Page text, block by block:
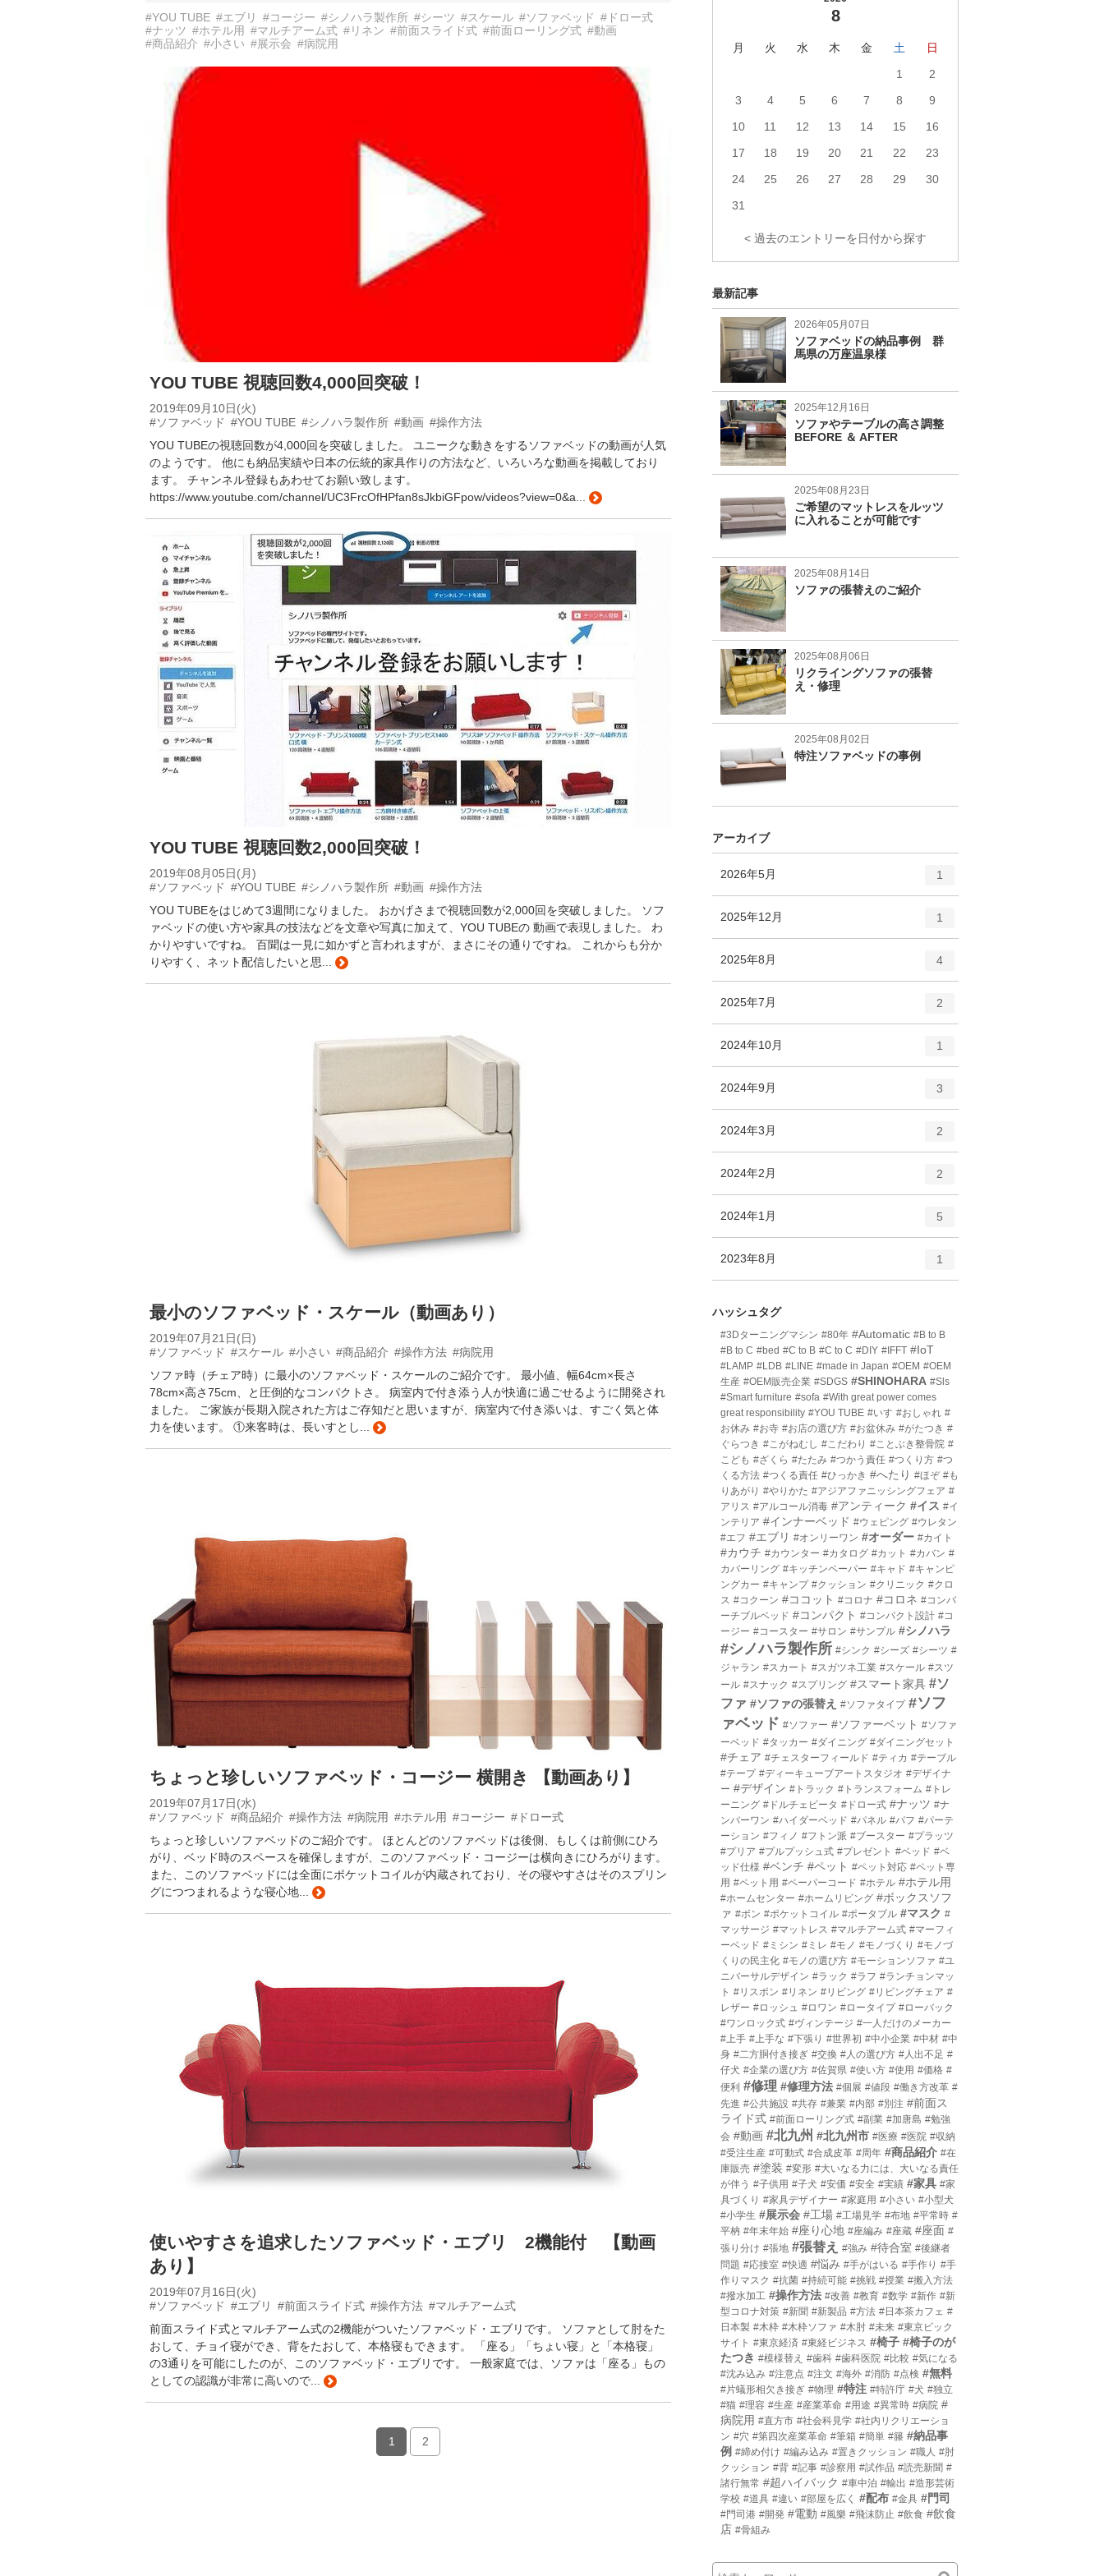
#YOU TUBE #エブリ #コージー #シノハラ製作所 #シーツ #スケール #ソファベッド #ドロー式
#ナッツ #ホテル用 #マルチアーム式 #リネン #前面スライド式 #前面ローリング式 #動画
#商品紹介 #小さい #展示会 #病院用
YOU TUBE 視聴回数4,000回突破！
2019年09月10日(火)
#ソファベッド #YOU TUBE #シノハラ製作所 #動画 #操作方法
YOU TUBEの視聴回数が4,000回を突破しました。 ユニークな動きをするソファベッドの動画が人気
のようです。 他にも納品実績や日本の伝統的家具作りの方法など、いろいろな動画を掲載しており
ます。 チャンネル登録もあわせてお願い致します。
https://www.youtube.com/channel/UC3FrcOfHPfan8sJkbiGFpow/videos?view=0&a...
YOU TUBE 視聴回数2,000回突破！
2019年08月05日(月)
#ソファベッド #YOU TUBE #シノハラ製作所 #動画 #操作方法
YOU TUBEをはじめて3週間になりました。 おかげさまで視聴回数が2,000回を突破しました。 ソフ
ァベッドの使い方や家具の技法などを文章や写真に加えて、YOU TUBEの 動画で表現しました。 わ
かりやすいですね。 百聞は一見に如かずと言われますが、まさにその通りですね。 これからも分か
りやすく、ネット配信したいと思...
最小のソファベッド・スケール（動画あり）
2019年07月21日(日)
#ソファベッド #スケール #小さい #商品紹介 #操作方法 #病院用
ソファ時（チェア時）に最小のソファベッド・スケールのご紹介です。 最小値、幅64cm×長さ
78cm×高さ75cm、と圧倒的なコンパクトさ。 病室内で付き添う人が快適に過ごせるように開発され
ました。 ご家族が長期入院された方はご存知だと思いますが、病室内で付き添いは、すごく気と体
力を使います。 ①来客時は、長いすとし...
ちょっと珍しいソファベッド・コージー 横開き 【動画あり】
2019年07月17日(水)
#ソファベッド #商品紹介 #操作方法 #病院用 #ホテル用 #コージー #ドロー式
ちょっと珍しいソファベッドのご紹介です。 ほとんどのソファベッドは後側、もしくは前側にひろ
がり、ベッド時のスペースを確保しますが、このソファベッド・コージーは横向きにひろがります。
また、このソファベッドには全面にポケットコイルが内蔵されており、その寝やすさはそのスプリン
グにつつまれるような寝心地...
使いやすさを追求したソファベッド・エブリ 2機能付 【動画
あり】
2019年07月16日(火)
#ソファベッド #エブリ #前面スライド式 #操作方法 #マルチアーム式
前面スライド式とマルチアーム式の2機能がついたソファベッド・エブリです。 ソファとして肘をた
おして、チョイ寝ができ、背をたおして、本格寝もできます。 「座る」「ちょい寝」と「本格寝」
の3通りを可能にしたのが、このソファベッド・エブリです。 一般家庭では、ソファは「座る」もの
としての認識が非常に高いので...
1 2
8
月 火 水 木 金 土
日
1
2
3
4 5 6 7 8
9
10
11 12 13 14 15
16
17
18 19 20 21 22
23
24
25 26 27 28 29
30
31
< 過去のエントリーを日付から探す
最新記事
2026年05月07日
ソファベッドの納品事例 群
馬県の万座温泉様
2025年12月16日
ソファやテーブルの高さ調整
BEFORE ＆ AFTER
2025年08月23日
ご希望のマットレスをルッツ
に入れることが可能です
2025年08月14日
ソファの張替えのご紹介
2025年08月06日
リクライングソファの張替
え・修理
2025年08月02日
特注ソファベッドの事例
アーカイブ
2026年5月
リ
ー
1
2025年12月
ー
1
2025年8月
ー
数
4
2025年7月
リ
ー
2
2024年10月
ー
1
2024年9月
ー
3
2024年3月
ー
2
2024年2月
ー
2
2024年1月
ー
5
2023年8月
リ
数
1
ハッシュタグ
#3Dターニングマシン #80年 #Automatic #B to B
#B to C #bed #C to B #C to C #DIY #IFFT #IoT
#LAMP #LDB #LINE #made in Japan #OEM #OEM
生産 #OEM販売企業 #SDGS #SHINOHARA #Sls
#Smart furniture #sofa #With great power comes
great responsibility #YOU TUBE #いす #おしゃれ #
お休み #お寺 #お店の選び方 #お盆休み #がたつき #
ぐらつき #こがねむし #こだわり #ことぶき整骨院 #
こども #ざくら #たたみ #つかう責任 #つくり方 #つ
くる方法 #つくる責任 #ひっかき #へたり #ほぞ #も
りあがり #やりかた #アジアファニッシングフェア #
アリス #アルコール消毒 #アンティーク #イス #イ
ンテリア #インナーベッド #ウェピング #ウレタン
#エフ #エブリ #オンリーワン #オーダー #カイト
#カウチ #カウンター #カタログ #カット #カバン #
カバーリング #キッチンペーパー #キャド #キャンピ
ングカー #キャンプ #クッション #クリニック #クロ
ス #コクーン #ココット #コロナ #コロネ #コンバ
ーチブルベッド #コンパクト #コンパクト設計 #コ
ージー #コースター #サロン #サンプル #シノハラ
#シノハラ製作所 #シンク #シーズ #シーツ #
ジャラン #スカート #スガツネ工業 #スケール #スツ
ール #スナック #スプリング #スマート家具 #ソ
ファ #ソファの張替え #ソファタイプ #ソフ
ァベッド #ソファー #ソファーベット #ソファ
ーベッド #タッカー #ダイニング #ダイニングセット
#チェア #チェスターフィールド #ティカ #テーブル
#テープ #ディーキューブアートスタジオ #デザイナ
ー #デザイン #トラック #トランスフォーム #トレ
ーニング #ドルチェビータ #ドロー式 #ナッツ #ナ
ンバーワン #ハイダーベッド #パネル #パフ #パーテ
ーション #フィノ #フトン派 #ブースター #プラッツ
#プリア #プルプッシュ式 #プレゼント #ベッド #ベ
ッド仕様 #ベンチ #ペット #ペット対応 #ペット専
用 #ペット用 #ペーパーコード #ホテル #ホテル用
#ホームセンター #ホームリビング #ボックスソフ
ァ #ボン #ポケットコイル #ポータブル #マスク #
マッサージ #マットレス #マルチアーム式 #マーフィ
ーベッド #ミシン #ミレ #モノ #モノづくり #モノづ
くりの民主化 #モノの選び方 #モーションソファ #ユ
ニバーサルデザイン #ラック #ラフ #ランチョンマッ
ト #リスボン #リネン #リビング #リビングチェア #
レザー #ロッシュ #ロワン #ロータイプ #ローバック
#ワンロック式 #ヴィンテージ #一人だけのメーカー
#上手 #上手な #下張り #世界初 #中小企業 #中材 #中
身 #二方胴付き接ぎ #交換 #人の選び方 #人出不足 #
仔犬 #企業の選び方 #佐賀県 #使い方 #使用 #価格 #
便利 #修理 #修理方法 #個展 #値段 #働き方改革 #
先進 #公共施設 #共存 #兼業 #内部 #別注 #前面ス
ライド式 #前面ローリング式 #副業 #加唐島 #勉強
会 #動画 #北九州 #北九州市 #医療 #医院 #収納
#受注生産 #可動式 #合成皮革 #周年 #商品紹介 #在
庫販売 #塗装 #変形 #大いなる力には、大いなる責任
が伴う #子供用 #子犬 #安価 #安全 #実績 #家具 #家
具づくり #家具デザイナー #家庭用 #小さい #小型犬
#小学生 #展示会 #工場 #工場見学 #布地 #平常時 #
平枘 #年末年始 #座り心地 #座編み #座蔵 #座面 #
張り分け #張地 #張替え #強み #待合室 #後継者
問題 #応接室 #快適 #悩み #手がはいる #手作り #手
作りマスク #抗菌 #持続可能 #挑戦 #授業 #搬入方法
#撥水加工 #操作方法 #改善 #教育 #数学 #新作 #新
型コロナ対策 #新聞 #新製品 #方法 #日本茶カフェ #
日本製 #木枠 #木枠ソファ #木肘 #未来 #東京ビック
サイト #東京経済 #東経ビジネス #椅子 #椅子のが
たつき #模様替え #歯科 #歯科医院 #比較 #気になる
#沈み込み #注意点 #注文 #海外 #消防 #点検 #無料
#片蟻形相欠き接ぎ #物理 #特注 #特許庁 #犬 #独立
#猫 #理容 #生産 #産業革命 #用途 #異常時 #病院 #
病院用 #直方市 #社会科見学 #社内リクリエーショ
ン #穴 #第四次産業革命 #筆箱 #簡単 #籐 #納品事
例 #締め付け #編み込み #置きクッション #職人 #肘
クッション #背 #記事 #診察用 #試作品 #読売新聞 #
諸行無常 #超ハイバック #車中泊 #輸出 #造形芸術
学校 #道具 #違い #部屋を広く #配布 #金具 #門司
#門司港 #開発 #電動 #風樂 #飛沫防止 #飲食 #飲食
店 #骨組み